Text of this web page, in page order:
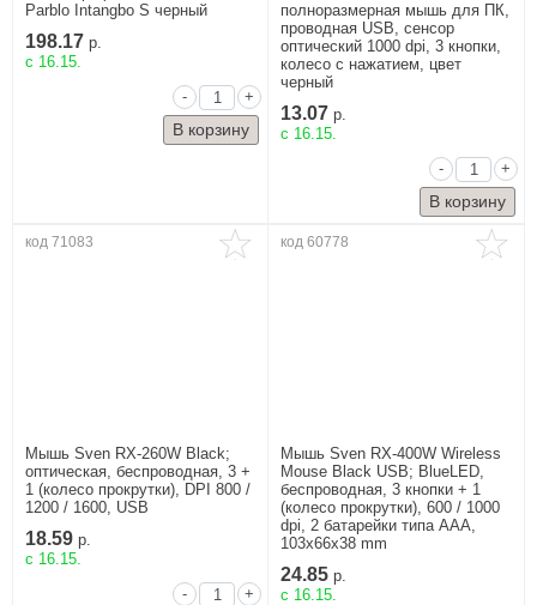
Parblo Intangbo S черный
198.17 р.
c 16.15.
-
+
полноразмерная мышь для ПК,
проводная USB, сенсор
оптический 1000 dpi, 3 кнопки,
колесо с нажатием, цвет
черный
13.07 р.
c 16.15.
-
+
код 71083
Мышь Sven RX-260W Black;
оптическая, беспроводная, 3 +
1 (колесо прокрутки), DPI 800 /
1200 / 1600, USB
18.59 р.
c 16.15.
-
+
код 60778
Мышь Sven RX-400W Wireless
Mouse Black USB; BlueLED,
беспроводная, 3 кнопки + 1
(колесо прокрутки), 600 / 1000
dpi, 2 батарейки типа AAА,
103x66x38 mm
24.85 р.
c 16.15.